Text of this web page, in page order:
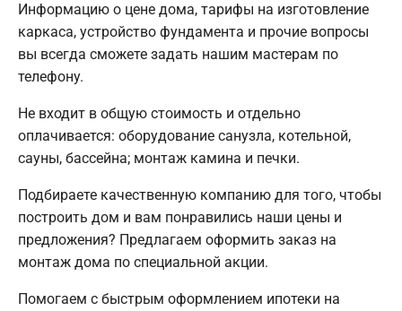
Информацию о цене дома, тарифы на изготовление
каркаса, устройство фундамента и прочие вопросы
вы всегда сможете задать нашим мастерам по
телефону.
Не входит в общую стоимость и отдельно
оплачивается: оборудование санузла, котельной,
сауны, бассейна; монтаж камина и печки.
Подбираете качественную компанию для того, чтобы
построить дом и вам понравились наши цены и
предложения? Предлагаем оформить заказ на
монтаж дома по специальной акции.
Помогаем с быстрым оформлением ипотеки на